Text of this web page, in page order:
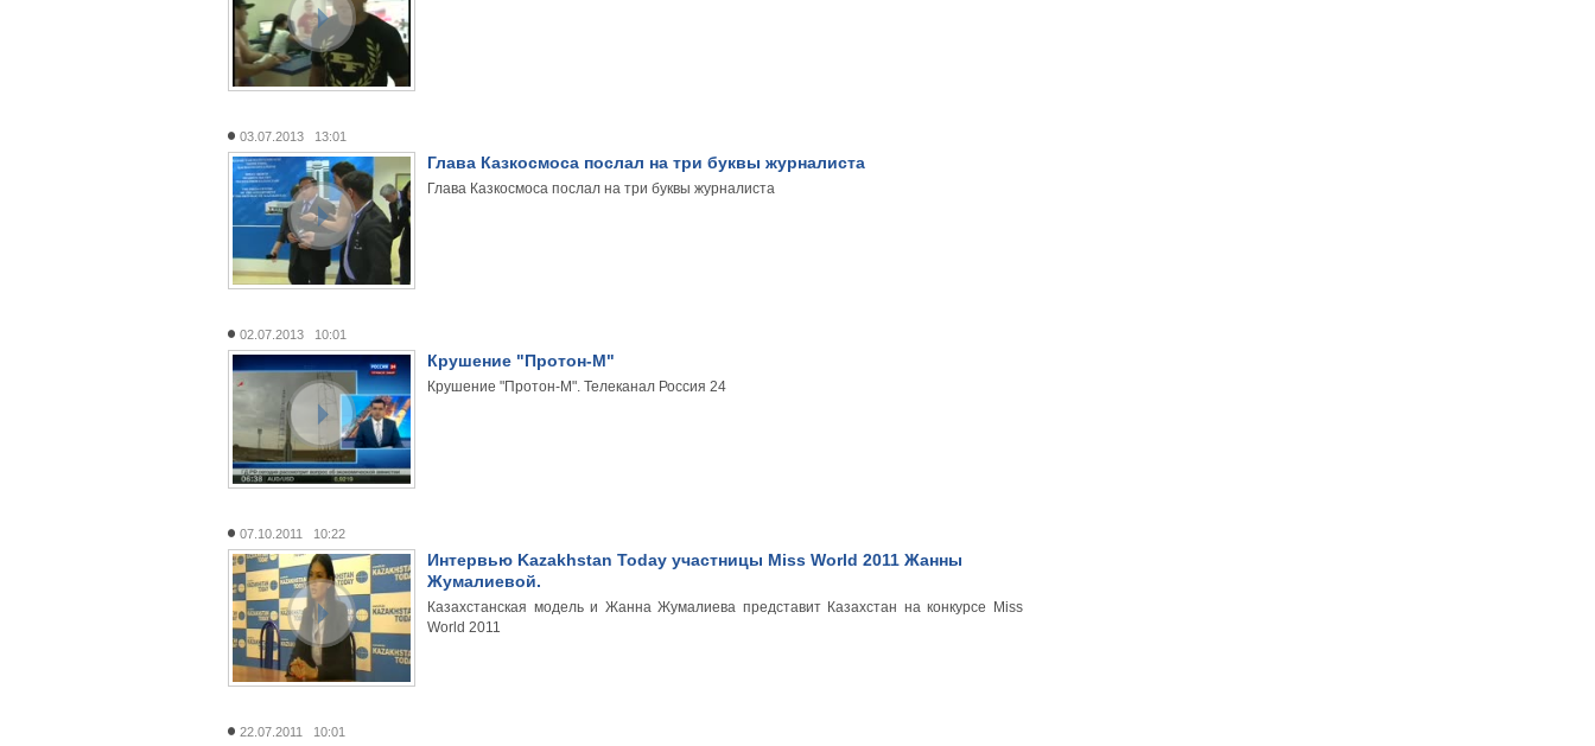
03.07.2013 13:01
Глава Казкосмоса послал на три буквы журналиста
Глава Казкосмоса послал на три буквы журналиста
02.07.2013 10:01
Крушение "Протон-М"
Крушение "Протон-М". Телеканал Россия 24
07.10.2011 10:22
Интервью Kazakhstan Today участницы Miss World 2011 Жанны
Жумалиевой.
Казахстанская модель и Жанна Жумалиева представит Казахстан на конкурсе Miss
World 2011
22.07.2011 10:01